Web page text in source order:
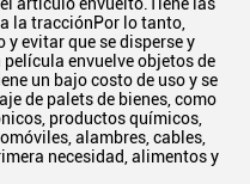
la tracciónPor lo tanto,
y evitar que se disperse y
envuelve objetos de
un bajo costo de uso y se
de palets de bienes, como
productos químicos,
alambres, cables,
necesidad, alimentos y